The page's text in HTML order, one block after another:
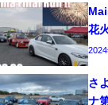
花
さ
ナ